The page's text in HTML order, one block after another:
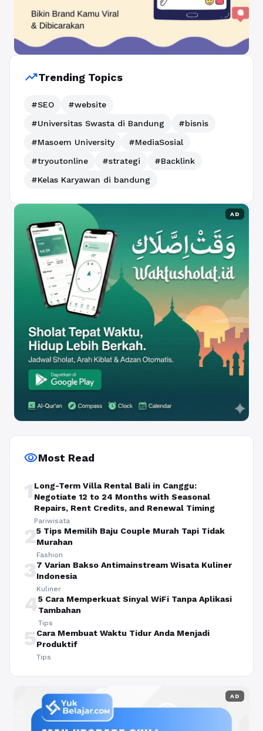
trending_upTrending Topics
#SEO
#website
#Universitas Swasta di Bandung
#bisnis
#Masoem University
#MediaSosial
#tryoutonline
#strategi
#Backlink
#Kelas Karyawan di bandung
AD
visibilityMost Read
1 Long-Term Villa Rental Bali in Canggu:
Negotiate 12 to 24 Months with Seasonal
Repairs, Rent Credits, and Renewal Timing
Pariwisata
25 Tips Memilih Baju Couple Murah Tapi Tidak
Murahan
Fashion
37 Varian Bakso Antimainstream Wisata Kuliner
Indonesia
Kuliner
45 Cara Memperkuat Sinyal WiFi Tanpa Aplikasi
Tambahan
Tips
5Cara Membuat Waktu Tidur Anda Menjadi
Produktif
Tips
AD